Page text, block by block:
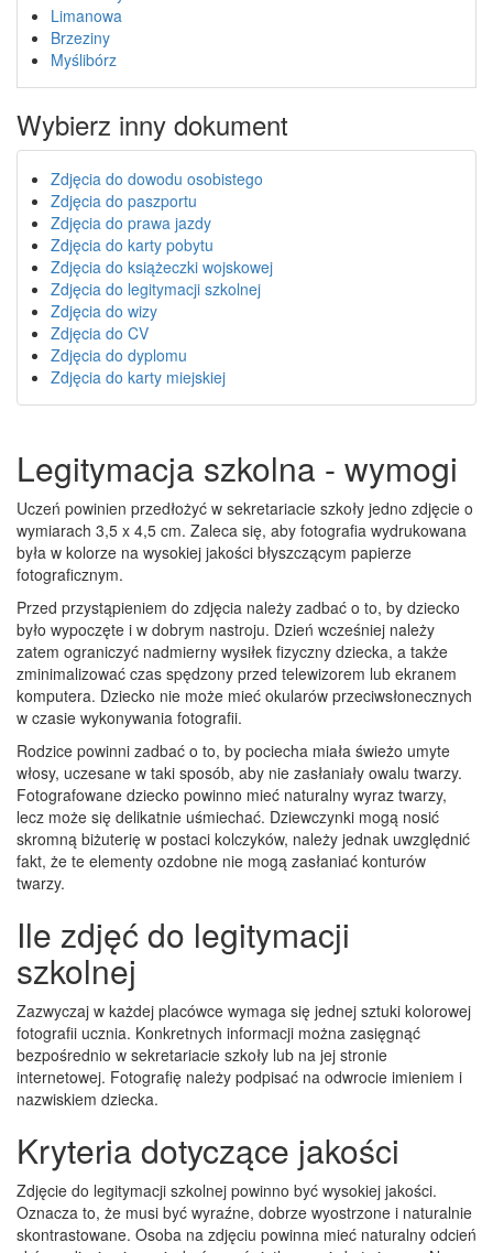
Limanowa
Brzeziny
Myślibórz
Wybierz inny dokument
Zdjęcia do dowodu osobistego
Zdjęcia do paszportu
Zdjęcia do prawa jazdy
Zdjęcia do karty pobytu
Zdjęcia do książeczki wojskowej
Zdjęcia do legitymacji szkolnej
Zdjęcia do wizy
Zdjęcia do CV
Zdjęcia do dyplomu
Zdjęcia do karty miejskiej
Legitymacja szkolna - wymogi
Uczeń powinien przedłożyć w sekretariacie szkoły jedno zdjęcie o
wymiarach 3,5 x 4,5 cm. Zaleca się, aby fotografia wydrukowana
była w kolorze na wysokiej jakości błyszczącym papierze
fotograficznym.
Przed przystąpieniem do zdjęcia należy zadbać o to, by dziecko
było wypoczęte i w dobrym nastroju. Dzień wcześniej należy
zatem ograniczyć nadmierny wysiłek fizyczny dziecka, a także
zminimalizować czas spędzony przed telewizorem lub ekranem
komputera. Dziecko nie może mieć okularów przeciwsłonecznych
w czasie wykonywania fotografii.
Rodzice powinni zadbać o to, by pociecha miała świeżo umyte
włosy, uczesane w taki sposób, aby nie zasłaniały owalu twarzy.
Fotografowane dziecko powinno mieć naturalny wyraz twarzy,
lecz może się delikatnie uśmiechać. Dziewczynki mogą nosić
skromną biżuterię w postaci kolczyków, należy jednak uwzględnić
fakt, że te elementy ozdobne nie mogą zasłaniać konturów
twarzy.
Ile zdjęć do legitymacji
szkolnej
Zazwyczaj w każdej placówce wymaga się jednej sztuki kolorowej
fotografii ucznia. Konkretnych informacji można zasięgnąć
bezpośrednio w sekretariacie szkoły lub na jej stronie
internetowej. Fotografię należy podpisać na odwrocie imieniem i
nazwiskiem dziecka.
Kryteria dotyczące jakości
Zdjęcie do legitymacji szkolnej powinno być wysokiej jakości.
Oznacza to, że musi być wyraźne, dobrze wyostrzone i naturalnie
skontrastowane. Osoba na zdjęciu powinna mieć naturalny odcień